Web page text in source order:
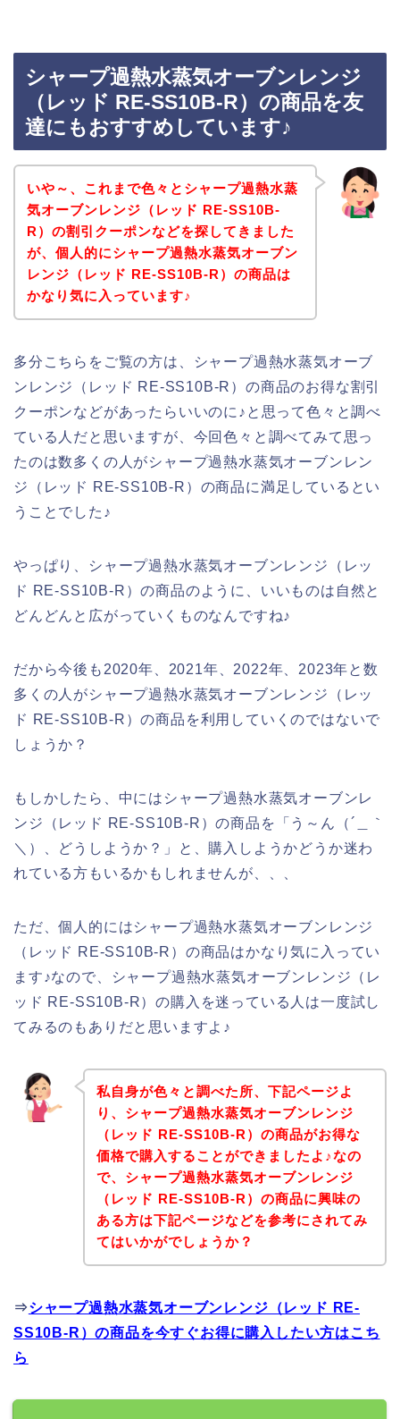
シャープ過熱水蒸気オーブンレンジ
（レッド RE-SS10B-R）の商品を友
達にもおすすめしています♪
いや～、これまで色々とシャープ過熱水蒸
気オーブンレンジ（レッド RE-SS10B-
R）の割引クーポンなどを探してきました
が、個人的にシャープ過熱水蒸気オーブン
レンジ（レッド RE-SS10B-R）の商品は
かなり気に入っています♪
多分こちらをご覧の方は、シャープ過熱水蒸気オーブ
ンレンジ（レッド RE-SS10B-R）の商品のお得な割引
クーポンなどがあったらいいのに♪と思って色々と調べ
ている人だと思いますが、今回色々と調べてみて思っ
たのは数多くの人がシャープ過熱水蒸気オーブンレン
ジ（レッド RE-SS10B-R）の商品に満足しているとい
うことでした♪
やっぱり、シャープ過熱水蒸気オーブンレンジ（レッ
ド RE-SS10B-R）の商品のように、いいものは自然と
どんどんと広がっていくものなんですね♪
だから今後も2020年、2021年、2022年、2023年と数
多くの人がシャープ過熱水蒸気オーブンレンジ（レッ
ド RE-SS10B-R）の商品を利用していくのではないで
しょうか？
もしかしたら、中にはシャープ過熱水蒸気オーブンレ
ンジ（レッド RE-SS10B-R）の商品を「う～ん（´＿｀
＼）、どうしようか？」と、購入しようかどうか迷わ
れている方もいるかもしれませんが、、、
ただ、個人的にはシャープ過熱水蒸気オーブンレンジ
（レッド RE-SS10B-R）の商品はかなり気に入ってい
ます♪なので、シャープ過熱水蒸気オーブンレンジ（レ
ッド RE-SS10B-R）の購入を迷っている人は一度試し
てみるのもありだと思いますよ♪
私自身が色々と調べた所、下記ページよ
り、シャープ過熱水蒸気オーブンレンジ
（レッド RE-SS10B-R）の商品がお得な
価格で購入することができましたよ♪なの
で、シャープ過熱水蒸気オーブンレンジ
（レッド RE-SS10B-R）の商品に興味の
ある方は下記ページなどを参考にされてみ
てはいかがでしょうか？
⇒シャープ過熱水蒸気オーブンレンジ（レッド RE-
SS10B-R）の商品を今すぐお得に購入したい方はこち
ら